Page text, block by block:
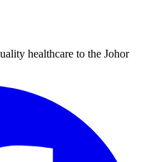
healthcare to the Johor